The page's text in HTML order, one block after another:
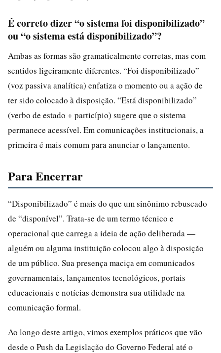
É correto dizer “o sistema foi disponibilizado”
ou “o sistema está disponibilizado”?
Ambas as formas são gramaticalmente corretas, mas com
sentidos ligeiramente diferentes. “Foi disponibilizado”
(voz passiva analítica) enfatiza o momento ou a ação de
ter sido colocado à disposição. “Está disponibilizado”
(verbo de estado + particípio) sugere que o sistema
permanece acessível. Em comunicações institucionais, a
primeira é mais comum para anunciar o lançamento.
Para Encerrar
“Disponibilizado” é mais do que um sinônimo rebuscado
de “disponível”. Trata‑se de um termo técnico e
operacional que carrega a ideia de ação deliberada —
alguém ou alguma instituição colocou algo à disposição
de um público. Sua presença maciça em comunicados
governamentais, lançamentos tecnológicos, portais
educacionais e notícias demonstra sua utilidade na
comunicação formal.
Ao longo deste artigo, vimos exemplos práticos que vão
desde o Push da Legislação do Governo Federal até o